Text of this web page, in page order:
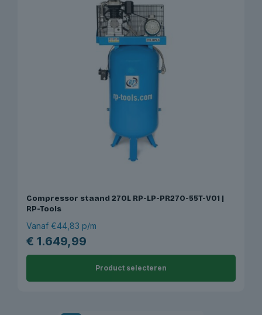
Compressor staand 270L RP-LP-PR270-55T-V01 |
RP-Tools
Vanaf €44,83 p/m
€ 1.649,99
Product selecteren